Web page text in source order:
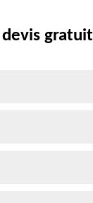
gratuit